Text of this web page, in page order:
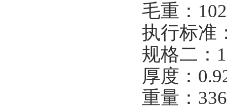
毛重：
执行标准
规格二：
厚度：
重量：